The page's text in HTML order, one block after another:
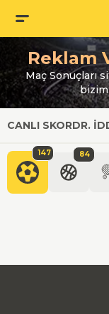
Reklam
Maç Sonuçları
CANLI SKORDR.
147 84